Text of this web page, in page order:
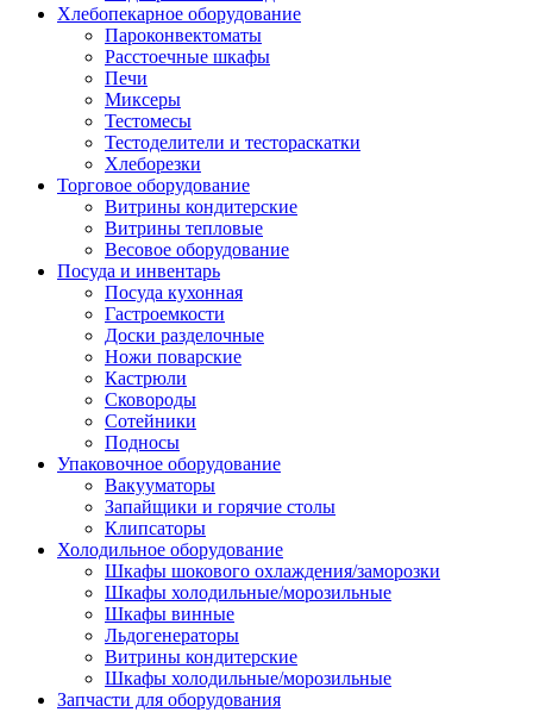
Хлебопекарное оборудование
Пароконвектоматы
Расстоечные шкафы
Печи
Миксеры
Тестомесы
Тестоделители и тестораскатки
Хлеборезки
Торговое оборудование
Витрины кондитерские
Витрины тепловые
Весовое оборудование
Посуда и инвентарь
Посуда кухонная
Гастроемкости
Доски разделочные
Ножи поварские
Кастрюли
Сковороды
Сотейники
Подносы
Упаковочное оборудование
Вакууматоры
Запайщики и горячие столы
Клипсаторы
Холодильное оборудование
Шкафы шокового охлаждения/заморозки
Шкафы холодильные/морозильные
Шкафы винные
Льдогенераторы
Витрины кондитерские
Шкафы холодильные/морозильные
Запчасти для оборудования